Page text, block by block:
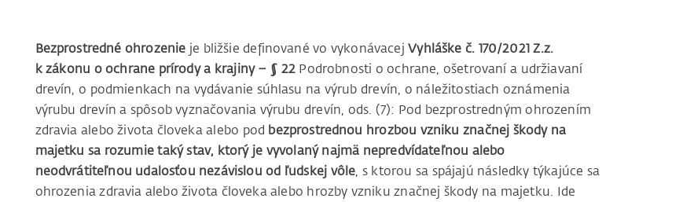
Bezprostredné ohrozenie je bližšie definované vo vykonávacejVyhláške č. 170/2021 Z.z.
k zákonu o ochrane prírody a krajiny – § 22 Podrobnosti o ochrane, ošetrovaní a udržiavaní
drevín, o podmienkach na vydávanie súhlasu na výrub drevín, o náležitostiach oznámenia
výrubu drevín a spôsob vyznačovania výrubu drevín, ods. (7): Pod bezprostredným ohrozením
zdravia alebo života človeka alebo pod bezprostrednou hrozbou vzniku značnej škody na
majetku sa rozumie taký stav, ktorý je vyvolaný najmä nepredvídateľnou alebo
neodvrátiteľnou udalosťou nezávislou od ľudskej vôle, s ktorou sa spájajú následky týkajúce sa
ohrozenia zdravia alebo života človeka alebo hrozby vzniku značnej škody na majetku. Ide